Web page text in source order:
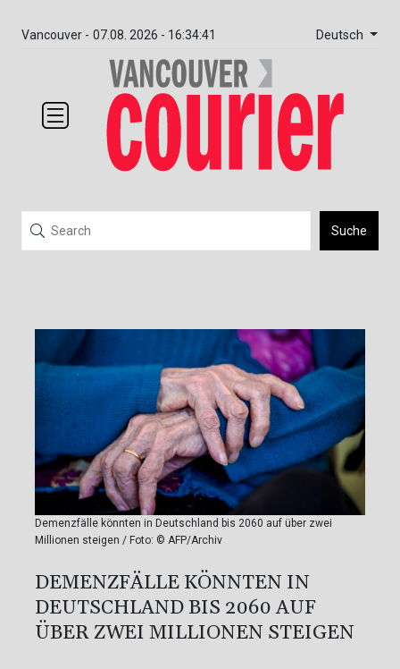
Vancouver - 07.08. 2026 - 16:34:41 Deutsch
Suche
Demenzfälle könnten in Deutschland bis 2060 auf über zwei
Millionen steigen / Foto: © AFP/Archiv
DEMENZFÄLLE KÖNNTEN IN
DEUTSCHLAND BIS 2060 AUF
ÜBER ZWEI MILLIONEN STEIGEN